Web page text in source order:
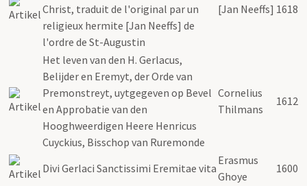
Christ, traduit de l'original par un
religieux hermite [Jan Neeffs] de
l'ordre de St-Augustin
[Jan Neeffs] 1618
Het leven van den H. Gerlacus,
Belijder en Eremyt, der Orde van
Premonstreyt, uytgegeven op Bevel
en Approbatie van den
Hooghweerdigen Heere Henricus
Cuyckius, Bisschop van Ruremonde
Cornelius
Thilmans
1612
Divi Gerlaci Sanctissimi Eremitae vita
Erasmus
Ghoye
1600